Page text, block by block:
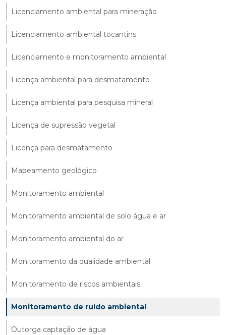
Licenciamento ambiental para mineração
Licenciamento ambiental tocantins
Licenciamento e monitoramento ambiental
Licença ambiental para desmatamento
Licença ambiental para pesquisa mineral
Licença de supressão vegetal
Licença para desmatamento
Mapeamento geológico
Monitoramento ambiental
Monitoramento ambiental de solo água e ar
Monitoramento ambiental do ar
Monitoramento da qualidade ambiental
Monitoramento de riscos ambientais
Monitoramento de ruído ambiental
Outorga captação de água